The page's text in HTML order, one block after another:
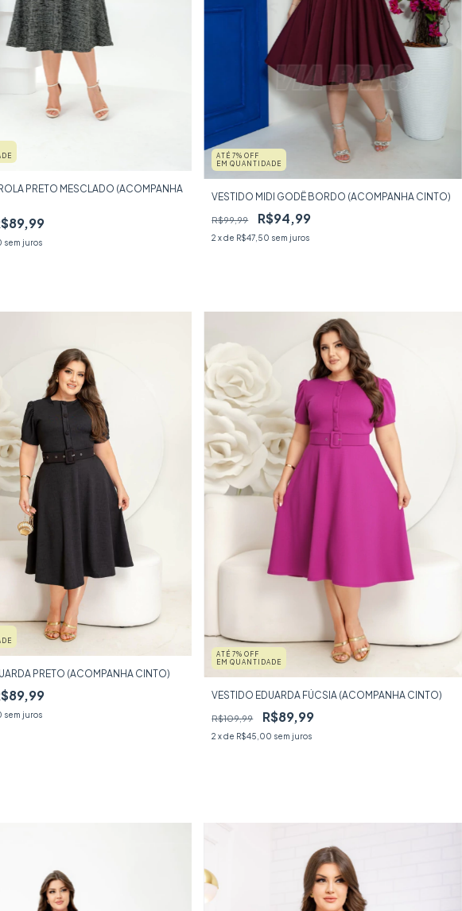
PRETO MESCLADO (ACOMPANHA
sem juros
ATÉ 7% OFF
EM QUANTIDADE
VESTIDO MIDI GODÊ BORDO (ACOMPANHA CINTO)
R$99,99 R$94,99
2 x de R$47,50 sem juros
PRETO (ACOMPANHA CINTO)
sem juros
ATÉ 7% OFF
EM QUANTIDADE
VESTIDO EDUARDA FÚCSIA (ACOMPANHA CINTO)
R$109,99 R$89,99
2 x de R$45,00 sem juros